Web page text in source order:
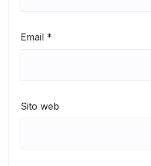
Email *
Sito web